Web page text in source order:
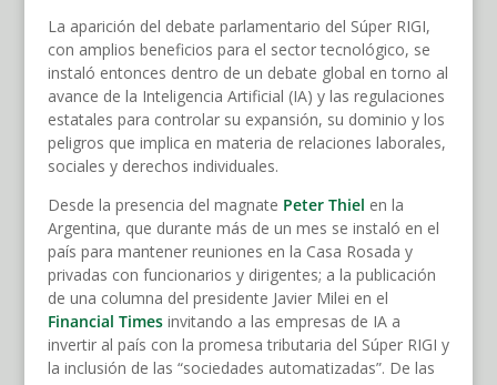
La aparición del debate parlamentario del Súper RIGI,
con amplios beneficios para el sector tecnológico, se
instaló entonces dentro de un debate global en torno al
avance de la Inteligencia Artificial (IA) y las regulaciones
estatales para controlar su expansión, su dominio y los
peligros que implica en materia de relaciones laborales,
sociales y derechos individuales.
Desde la presencia del magnate Peter Thiel en la
Argentina, que durante más de un mes se instaló en el
país para mantener reuniones en la Casa Rosada y
privadas con funcionarios y dirigentes; a la publicación
de una columna del presidente Javier Milei en el
Financial Timesinvitando a las empresas de IA a
invertir al país con la promesa tributaria del Súper RIGI y
la inclusión de las “sociedades automatizadas”. De las